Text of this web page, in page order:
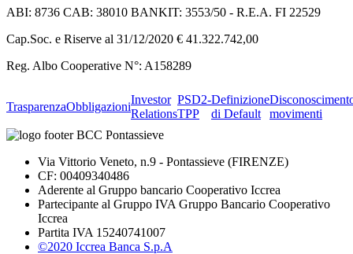
ABI: 8736 CAB: 38010 BANKIT: 3553/50 - R.E.A. FI 22529
Cap.Soc. e Riserve al 31/12/2020 € 41.322.742,00
Reg. Albo Cooperative N°: A158289
TrasparenzaObbligazioni
Investor
Relations
PSD2-
TPP
Definizione
di Default
movimenti
Via Vittorio Veneto, n.9 - Pontassieve (FIRENZE)
CF: 00409340486
Aderente al Gruppo bancario Cooperativo Iccrea
Partecipante al Gruppo IVA Gruppo Bancario Cooperativo
Iccrea
Partita IVA 15240741007
©2020 Iccrea Banca S.p.A